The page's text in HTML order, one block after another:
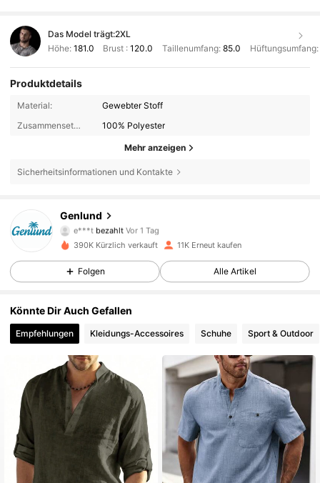
Das Model trägt:2XL
Höhe: 181.0 Brust :120.0 Taillenumfang: 85.0 Hüftungsumfang:
Produktdetails
Material:
Gewebter Stoff
Zusammensetzung:
100% Polyester
Mehr anzeigen
Sicherheitsinformationen und Kontakte
Genlund
4,67
2K Follower
e***tbezahlt Vor 1 Tag
s***a ist Vor 30 Minuten gefolgt
4,67 2K Follower
4,67 2K Follower
4,67 2K Follower
4,67 2K Follower
2K Follower
390K Kürzlich verkauft 11K Erneut kaufen
Folgen Alle Artikel
Könnte Dir Auch Gefallen
Empfehlungen Kleidungs-Accessoires Schuhe Sport & Outdoor